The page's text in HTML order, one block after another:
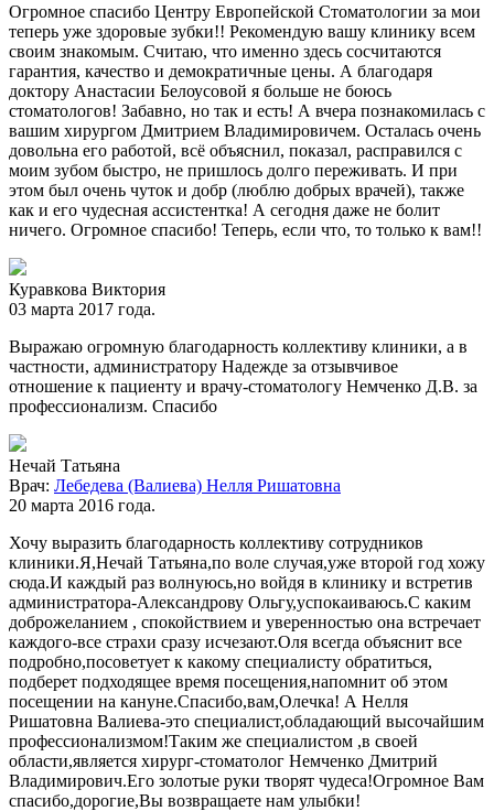
Огромное спасибо Центру Европейской Стоматологии за мои
теперь уже здоровые зубки!! Рекомендую вашу клинику всем
своим знакомым. Считаю, что именно здесь сосчитаются
гарантия, качество и демократичные цены. А благодаря
доктору Анастасии Белоусовой я больше не боюсь
стоматологов! Забавно, но так и есть! А вчера познакомилась с
вашим хирургом Дмитрием Владимировичем. Осталась очень
довольна его работой, всё объяснил, показал, расправился с
моим зубом быстро, не пришлось долго переживать. И при
этом был очень чуток и добр (люблю добрых врачей), также
как и его чудесная ассистентка! А сегодня даже не болит
ничего. Огромное спасибо! Теперь, если что, то только к вам!!
Куравкова Виктория
03 марта 2017 года.
Выражаю огромную благодарность коллективу клиники, а в
частности, администратору Надежде за отзывчивое
отношение к пациенту и врачу-стоматологу Немченко Д.В. за
профессионализм. Спасибо
Нечай Татьяна
Врач: Лебедева (Валиева) Нелля Ришатовна
20 марта 2016 года.
Хочу выразить благодарность коллективу сотрудников
клиники.Я,Нечай Татьяна,по воле случая,уже второй год хожу
сюда.И каждый раз волнуюсь,но войдя в клинику и встретив
администратора-Александрову Ольгу,успокаиваюсь.С каким
доброжеланием , спокойствием и уверенностью она встречает
каждого-все страхи сразу исчезают.Оля всегда объяснит все
подробно,посоветует к какому специалисту обратиться,
подберет подходящее время посещения,напомнит об этом
посещении на кануне.Спасибо,вам,Олечка! А Нелля
Ришатовна Валиева-это специалист,обладающий высочайшим
профессионализмом!Таким же специалистом ,в своей
области,является хирург-стоматолог Немченко Дмитрий
Владимирович.Его золотые руки творят чудеса!Огромное Вам
спасибо,дорогие,Вы возвращаете нам улыбки!